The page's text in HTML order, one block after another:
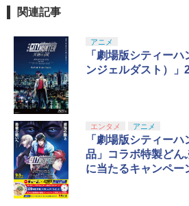
関連記事
アニメ
「劇場版シティー
ンジェルダスト）」
エンタメ アニメ
「劇場版シティー
品」コラボ特製どん
に当たるキャンペー